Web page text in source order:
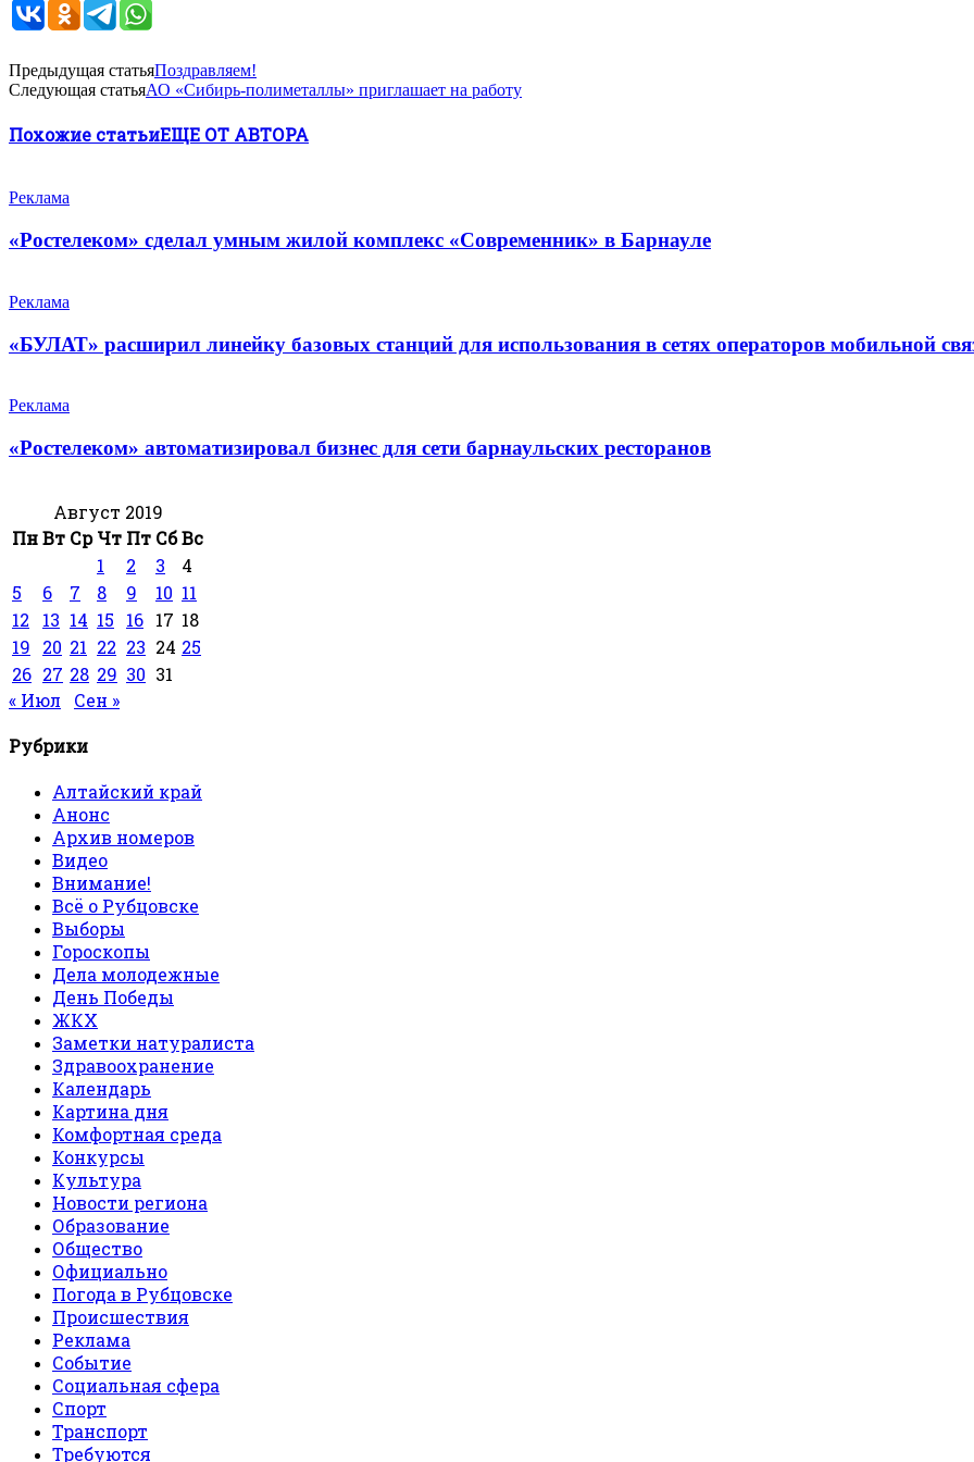
Предыдущая статьяПоздравляем!
Следующая статьяАО «Сибирь-полиметаллы» приглашает на работу
Похожие статьиЕЩЕ ОТ АВТОРА
Реклама
«Ростелеком» сделал умным жилой комплекс «Современник» в Барнауле
Реклама
«БУЛАТ» расширил линейку базовых станций для использования в сетях операторов мобильной
Реклама
«Ростелеком» автоматизировал бизнес для сети барнаульских ресторанов
Август 2019
ПнВт Ср Чт Пт СбВс
1
2 3
4
5
6 7 8 9 10 11
12
13 14 15 16 17 18
19
20 21 22 23 24 25
26 27 28 29 30 31
« Июл
Сен »
Рубрики
Алтайский край
Анонс
Архив номеров
Видео
Внимание!
Всё о Рубцовске
Выборы
Гороскопы
Дела молодежные
День Победы
ЖКХ
Заметки натуралиста
Здравоохранение
Календарь
Картина дня
Комфортная среда
Конкурсы
Культура
Новости региона
Образование
Общество
Официально
Погода в Рубцовске
Происшествия
Реклама
Событие
Социальная сфера
Спорт
Транспорт
Требуются